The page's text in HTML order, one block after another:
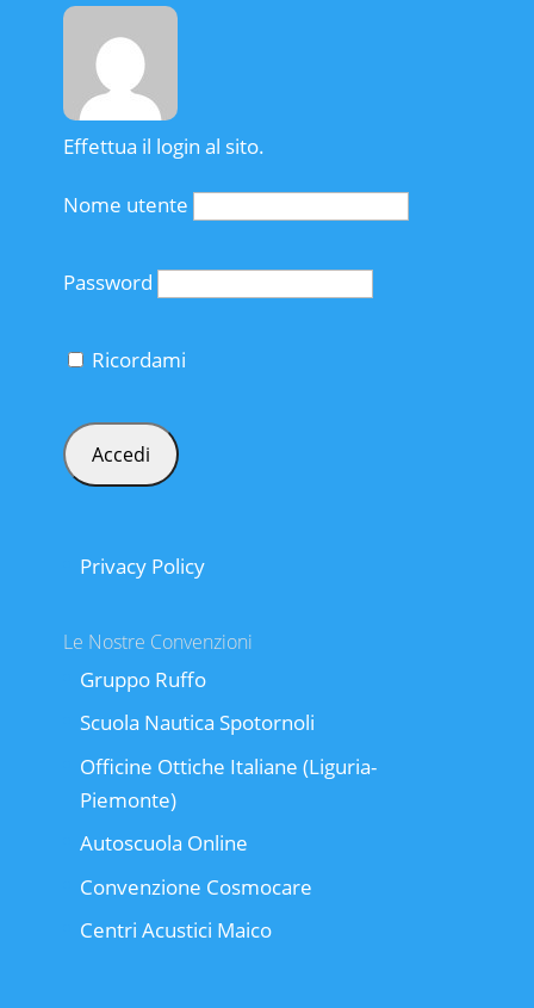
Effettua il login al sito.
Nome utente
Password
Ricordami
Privacy Policy
Le Nostre Convenzioni
Gruppo Ruffo
Scuola Nautica Spotornoli
Officine Ottiche Italiane (Liguria-
Piemonte)
Autoscuola Online
Convenzione Cosmocare
Centri Acustici Maico